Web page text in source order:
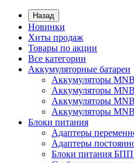
Назад
Новинки
Хиты продаж
Товары по акции
Все категории
Аккумуляторные батареи
Аккумуляторы
Аккумуляторы
Аккумуляторы
Аккумуляторы
Блоки питания
Адаптеры
Адаптеры
Блоки питания БПП